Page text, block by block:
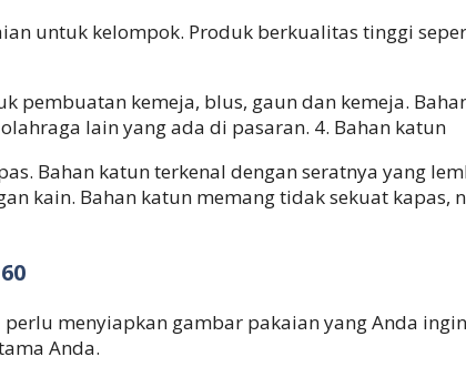
untuk kelompok. Produk berkualitas tinggi
pembuatan kemeja, blus, gaun dan kemeja.
lain yang ada di pasaran. 4. Bahan katun
Bahan katun terkenal dengan seratnya yang
kain. Bahan katun memang tidak sekuat
menyiapkan gambar pakaian yang Anda
Anda.